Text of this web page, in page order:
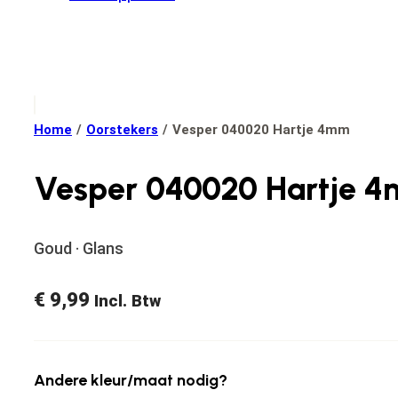
Home / Oorstekers / Vesper 040020 Hartje 4mm
Vesper 040020 Hartje
Goud · Glans
€ 9,99 Incl. Btw
Andere kleur/maat nodig?